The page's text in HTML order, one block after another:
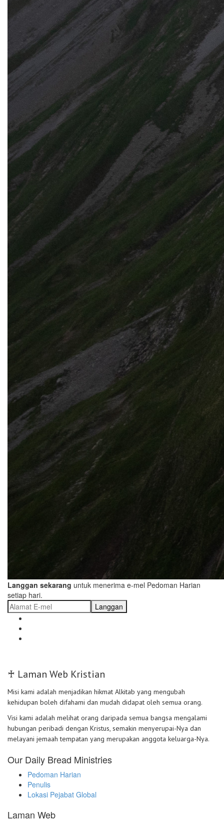
Langgan sekarang untuk menerima e-mel Pedoman Harian
setiap hari.
Langgan
♰ Laman Web Kristian
Misi kami adalah menjadikan hikmat Alkitab yang mengubah
kehidupan boleh difahami dan mudah didapat oleh semua orang.
Visi kami adalah melihat orang daripada semua bangsa mengalami
hubungan peribadi dengan Kristus, semakin menyerupai-Nya dan
melayani jemaah tempatan yang merupakan anggota keluarga-Nya.
Our Daily Bread Ministries
Pedoman Harian
Penulis
Lokasi Pejabat Global
Laman Web